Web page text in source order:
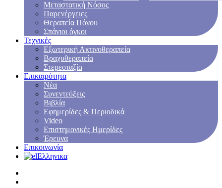
Μεταστατική Νόσος
Παρενέργειες
Θεραπεία Πόνου
Σπάνιοι όγκοι
Τεχνικές
Εξωτερική Ακτινοθεραπεία
Βραχυθεραπεία
Στερεοταξία
Επικαιρότητα
Νέα
Συνεντεύξεις
Βιβλία
Εφημερίδες & Περιοδικά
Video
Επιστημονικές Ημερίδες
Έρευνα
Επικοινωνία
Ελληνικα